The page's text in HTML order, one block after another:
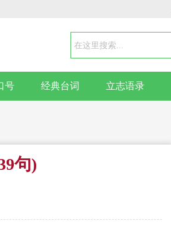
号 经典台词 立志语录
句)